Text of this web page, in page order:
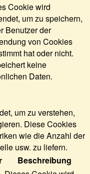
Cookie wird
um zu speichern,
Benutzer der
von Cookies
hat oder nicht.
keine
Daten.
um zu verstehen,
Diese Cookies
wie die Anzahl der
usw. zu liefern.
Beschreibung